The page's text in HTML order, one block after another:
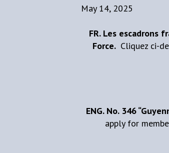
May 14, 2025
FR. Les escadrons
Force. Cliquez ci-
ENG. No. 346
apply for